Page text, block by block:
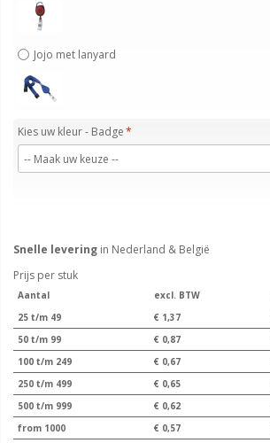
Jojo met lanyard
Kies uw kleur - Badge
Snelle levering in Nederland & België
Prijs per stuk
Aantal excl. BTW
25 t/m 49
€ 1,37
50 t/m 99
€ 0,87
100 t/m 249
€ 0,67
250 t/m 499
€ 0,65
500 t/m 999
€ 0,62
from 1000
€ 0,57